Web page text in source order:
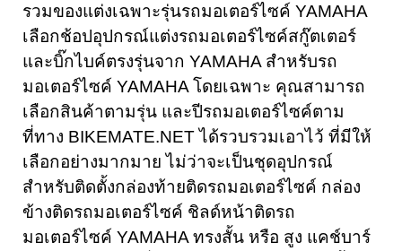
รวมของแต่งเฉพาะรุ่นรถมอเตอร์ไซค์ YAMAHA
เลือกช้อปอุปกรณ์แต่งรถมอเตอร์ไซค์สกู๊ตเตอร์
และบิ๊กไบค์ตรงรุ่นจาก YAMAHA สำหรับรถ
มอเตอร์ไซค์ YAMAHA โดยเฉพาะ คุณสามารถ
เลือกสินค้าตามรุ่น และปีรถมอเตอร์ไซค์ตาม
ที่ทาง BIKEMATE.NET ได้รวบรวมเอาไว้ ที่มีให้
เลือกอย่างมากมาย ไม่ว่าจะเป็นชุดอุปกรณ์
สำหรับติดตั้งกล่องท้ายติดรถมอเตอร์ไซค์ กล่อง
ข้างติดรถมอเตอร์ไซค์ ชิลด์หน้าติดรถ
มอเตอร์ไซค์ YAMAHA ทรงสั้น หรือ สูง แคช์บาร์